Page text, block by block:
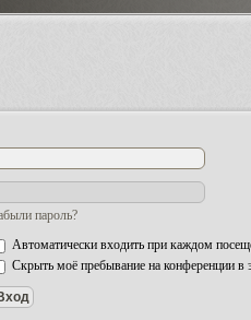
пароль?
Автоматически входить при каждом
Скрыть моё пребывание на конференции в